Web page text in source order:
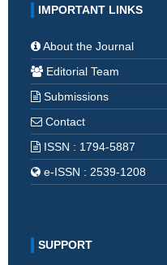
IMPORTANT LINKS
About the Journal
Editorial Team
Submissions
Contact
ISSN : 1794-5887
e-ISSN : 2539-1208
SUPPORT